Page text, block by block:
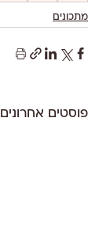
מתכונים
פוסטים אחרונים